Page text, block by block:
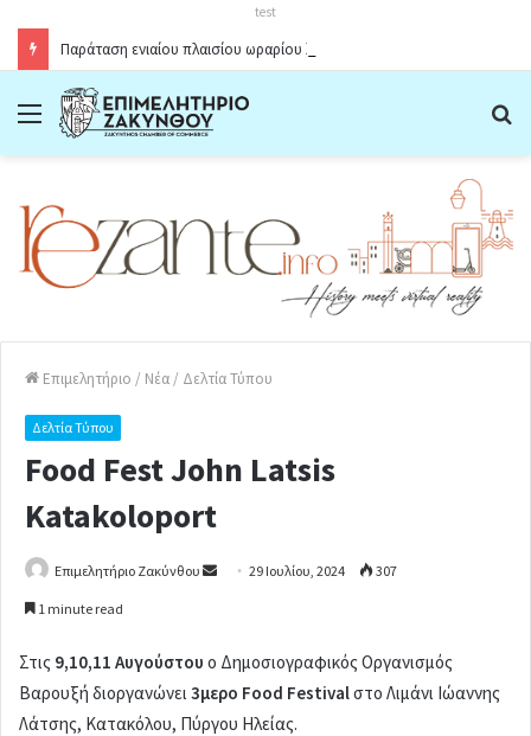
test
Menu
Επιμελητήριο / Νέα / Δελτία Τύπου
Δελτία Τύπου
Food Fest John Latsis
Katakoloport
Επιμελητήριο Ζακύνθου
d
29 Ιουλίου, 2024 307
1 minute read
Στις 9,10,11 Αυγούστου ο Δημοσιογραφικός Οργανισμός
Βαρουξή διοργανώνει 3μερο Food Festivalστο Λιμάνι Ιώαννης
Λάτσης, Κατακόλου, Πύργου Ηλείας.